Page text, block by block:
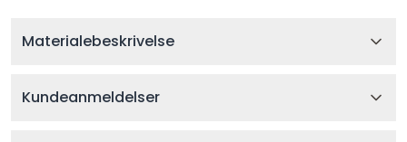
Materialebeskrivelse
Kundeanmeldelser